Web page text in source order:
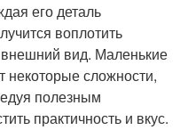
его деталь
воплотить
вид. Маленькие
некоторые сложности,
полезным
практичность и вкус.